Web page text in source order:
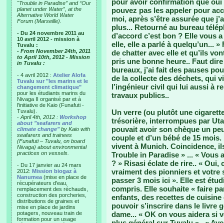
"Trouble in Paradise” and “Our
planet under Water”, at the
Alternative World Water
Forum (Marseille).
- Du 24 novembre 2011 au
10 avril 2012 - mission à
Tuvalu :
- From November 24th, 2011
to April 10th, 2012 - Mission
in Tuvalu :
- 4 avril 2012 : Atelier Alofa
Tuvalu sur "les marins et le
changement climatique"
pour les étudiants marins du
Nivaga II organisé par et à
l'initiative de Kaio (Funafuti -
Tuvalu).
- April 4th, 2012 : Workshop
about "seafarers and
climate change"by Kaio with
seafarers and trainees
(Funafuti – Tuvalu, on board
Nivaga) about environmental
practices on vessels.
- Du 17 janvier au 24 mars
2012: Mission biogaz à
Nanumea (mise en place de
récupérateurs d'eau,
remplacement des réchauds,
construction des porcheries,
distributions de graines et
mise en place de jardins
potagers, nouveau train de
formation pour un usage
pour avoir confirmation que oui
pouvez pas les appeler pour
moi, après s’être assurée que
plus... Retourné au bureau
d’accord c’est bon ? Elle vous
elle, elle a parlé à quelqu’un...
de chatter avec elle et qu’ils
pris une bonne heure.. Faut
bureaux, j’ai fait des pauses
de la collecte des déchets, qui
l’ingénieur civil qui lui aussi à
travaux publics..
Un verre (ou plutôt une
trésorière, interrompues par
pouvait avoir son chèque un
couple et d’un bébé de 15
vivent à Munich. Coincidence,
Trouble in Paradise » ... « Vous
? » Risasi éclate de rire.. « Oui,
vraiment des pionniers et votre
passer 3 mois ici ». Elle est
compris. Elle souhaite « faire
enfants, des recettes de
pouvoir s’inscrire dans le livre
dame... « OK on vous aidera si